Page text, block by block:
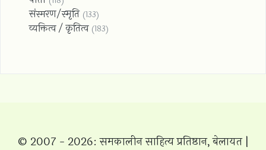
संस्मरण/स्‍मृति (133)
व्यक्तित्व / कृतित्व (183)
© 2007 - 2026: समकालीन साहित्य प्रतिष्ठान, बेलायत |